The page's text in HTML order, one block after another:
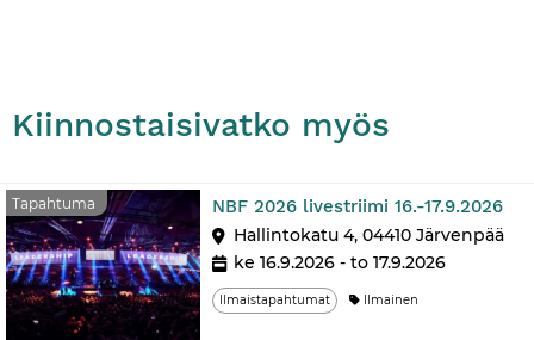
Kiinnostaisivatko myös
Tapahtuma NBF 2026 livestriimi 16.-17.9.2026
Hallintokatu 4, 04410 Järvenpää
ke 16.9.2026 - to 17.9.2026
Ilmaistapahtumat Ilmainen